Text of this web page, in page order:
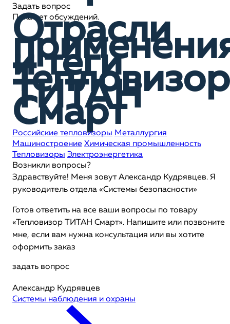
Задать вопрос
Пока нет обсуждений.
Отрасли
и теги
Тепловизор
ТИТАН
Смарт
Российские тепловизоры Металлургия
Машиностроение Химическая промышленность
Тепловизоры Электроэнергетика
Возникли вопросы?
Здравствуйте! Меня зовут Александр Кудрявцев. Я
руководитель отдела «Системы безопасности»
Готов ответить на все ваши вопросы по товару
«Тепловизор ТИТАН Смарт». Напишите или позвоните
мне, если вам нужна консультация или вы хотите
оформить заказ
задать вопрос
Александр Кудрявцев
Системы наблюдения и охраны